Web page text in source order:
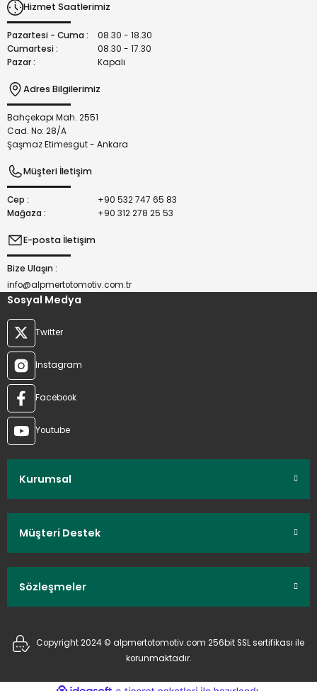
Bu ürüne benzer farklı alternatifler olmalı.
Hizmet Saatlerimiz
Pazartesi - Cuma :
08.30 - 18.30
Cumartesi :
08.30 - 17.30
Pazar :
Kapalı
Adres Bilgilerimiz
Bahçekapı Mah. 2551
Cad. No: 28/A
Şaşmaz Etimesgut - Ankara
Müşteri İletişim
Cep :
+90 532 747 65 83
Mağaza :
+90 312 278 25 53
E-posta İletişim
Bize Ulaşın :
info@alpmertotomotiv.com.tr
Sosyal Medya
Twitter
Instagram
Facebook
Youtube
Kurumsal
Müşteri Destek
Sözleşmeler
Copyright 2024 © alpmertotomotiv.com 256bit SSL sertifikası ile
korunmaktadır.